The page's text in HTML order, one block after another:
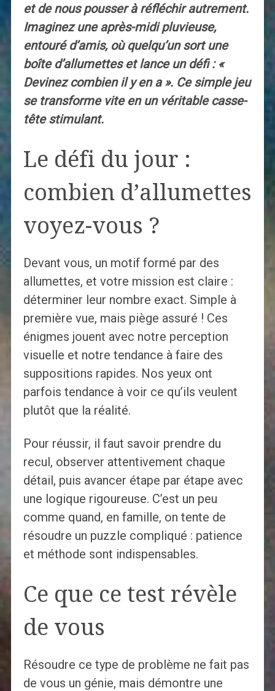
et de nous pousser à réfléchir autrement.
Imaginez une après-midi pluvieuse,
entouré d’amis, où quelqu’un sort une
boîte d’allumettes et lance un défi : «
Devinez combien il y en a ». Ce simple jeu
se transforme vite en un véritable casse-
tête stimulant.
Le défi du jour :
combien d’allumettes
voyez-vous ?
Devant vous, un motif formé par des
allumettes, et votre mission est claire :
déterminer leur nombre exact. Simple à
première vue, mais piège assuré ! Ces
énigmes jouent avec notre perception
visuelle et notre tendance à faire des
suppositions rapides. Nos yeux ont
parfois tendance à voir ce qu’ils veulent
plutôt que la réalité.
Pour réussir, il faut savoir prendre du
recul, observer attentivement chaque
détail, puis avancer étape par étape avec
une logique rigoureuse. C’est un peu
comme quand, en famille, on tente de
résoudre un puzzle compliqué : patience
et méthode sont indispensables.
Ce que ce test révèle
de vous
Résoudre ce type de problème ne fait pas
de vous un génie, mais démontre une